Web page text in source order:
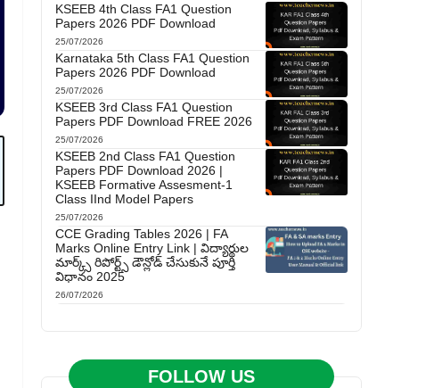
KSEEB 4th Class FA1 Question
Papers 2026 PDF Download
25/07/2026
Karnataka 5th Class FA1 Question
Papers 2026 PDF Download
25/07/2026
KSEEB 3rd Class FA1 Question
Papers PDF Download FREE 2026
25/07/2026
KSEEB 2nd Class FA1 Question
Papers PDF Download 2026 |
KSEEB Formative Assesment-1
Class IInd Model Papers
25/07/2026
CCE Grading Tables 2026 | FA
Marks Online Entry Link | విద్యార్థుల
మార్క్స్ రిపోర్ట్స్ డౌన్లోడ్ చేసుకునే పూర్తి
విధానం 2025
26/07/2026
FOLLOW US